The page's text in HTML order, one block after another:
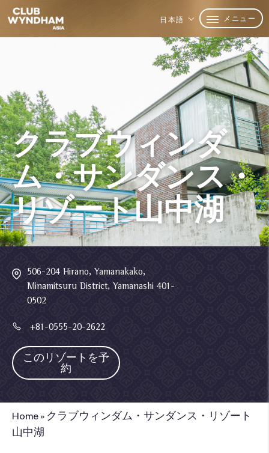
日本語 メニュー
クラブウィンダ
ム・サンダンス・
リゾート山中湖
506-204 Hirano, Yamanakako,
Minamitsuru District, Yamanashi 401-
0502
+81-0555-20-2622
このリゾートを予
約
Home » クラブウィンダム・サンダンス・リゾート
山中湖